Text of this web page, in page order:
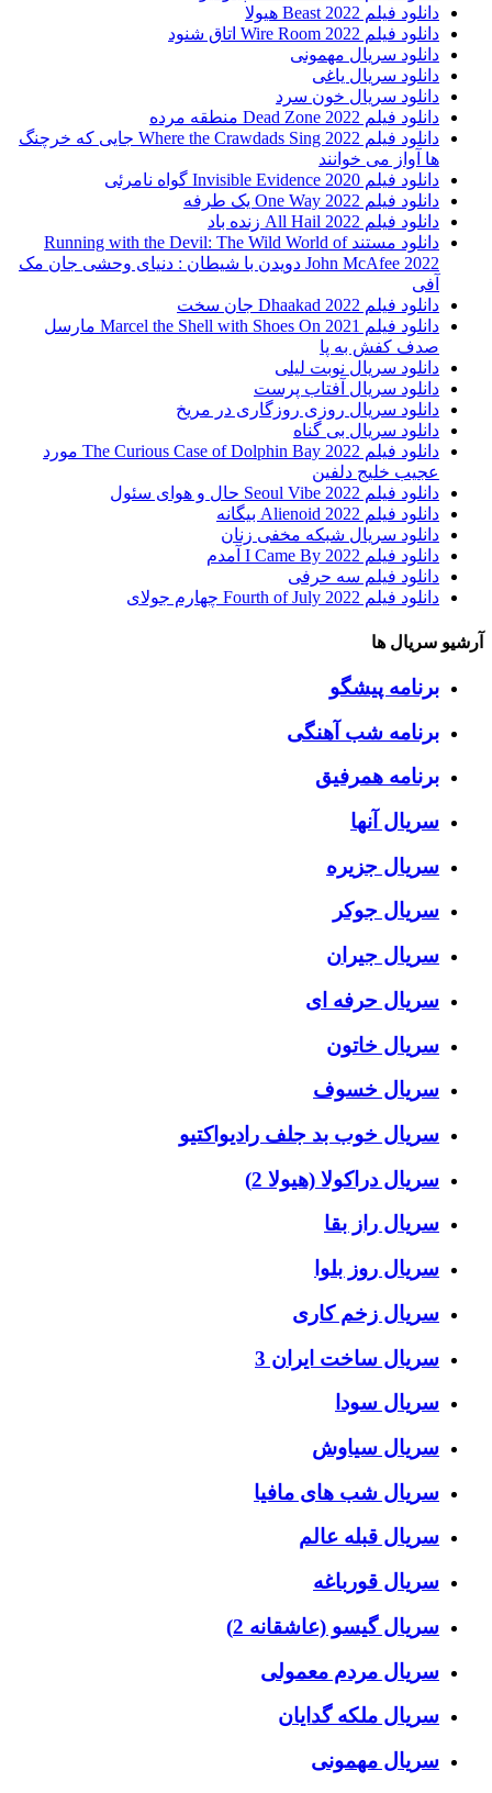
دانلود فیلم Beast 2022 هیولا
دانلود فیلم Wire Room 2022 اتاق شنود
دانلود سریال مهمونی
دانلود سریال یاغی
دانلود سریال خون سرد
دانلود فیلم 2022 Dead Zone منطقه مرده
دانلود فیلم Where the Crawdads Sing 2022 جایی که خرچنگ
ها آواز می خوانند
دانلود فیلم 2020 Invisible Evidence گواه نامرئی
دانلود فیلم One Way 2022 یک طرفه
دانلود فیلم All Hail 2022 زنده باد
دانلود مستند Running with the Devil: The Wild World of
John McAfee 2022 دویدن با شیطان : دنیای وحشی جان مک
آفی
دانلود فیلم Dhaakad 2022 جان سخت
دانلود فیلم Marcel the Shell with Shoes On 2021 مارسل
صدف کفش به پا
دانلود سریال نوبت لیلی
دانلود سریال آفتاب پرست
دانلود سریال روزی روزگاری در مریخ
دانلود سریال بی گناه
دانلود فیلم The Curious Case of Dolphin Bay 2022 مورد
عجیب خلیج دلفین
دانلود فیلم Seoul Vibe 2022 حال و هوای سئول
دانلود فیلم Alienoid 2022 بیگانه
دانلود سریال شبکه مخفی زنان
دانلود فیلم I Came By 2022 آمدم
دانلود فیلم سه حرفی
دانلود فیلم Fourth of July 2022 چهارم جولای
آرشیو سریال ها
برنامه پیشگو
برنامه شب آهنگی
برنامه همرفیق
سریال آنها
سریال جزیره
سریال جوکر
سریال جیران
سریال حرفه ای
سریال خاتون
سریال خسوف
سریال خوب بد جلف رادیواکتیو
سریال دراکولا (هیولا 2)
سریال راز بقا
سریال روز بلوا
سریال زخم کاری
سریال ساخت ایران 3
سریال سودا
سریال سیاوش
سریال شب های مافیا
سریال قبله عالم
سریال قورباغه
سریال گیسو (عاشقانه 2)
سریال مردم معمولی
سریال ملکه گدایان
سریال مهمونی